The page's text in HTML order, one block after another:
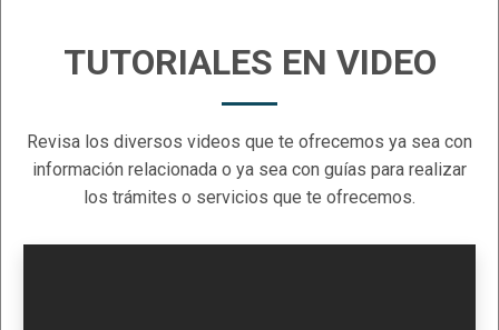
TUTORIALES EN VIDEO
Revisa los diversos videos que te ofrecemos ya sea con
información relacionada o ya sea con guías para realizar
los trámites o servicios que te ofrecemos.